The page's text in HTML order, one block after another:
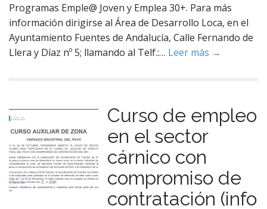
Programas Emple@ Joven y Emplea 30+. Para más
información dirigirse al Área de Desarrollo Loca, en el
Ayuntamiento Fuentes de Andalucía, Calle Fernando de
Llera y Díaz nº 5; llamando al Telf.:… Leer más →
Curso de empleo
en el sector
cárnico con
compromiso de
contratación (info